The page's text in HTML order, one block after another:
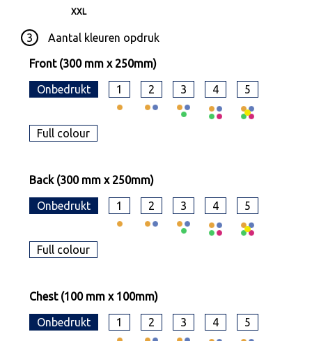
XXL
3 Aantal kleuren opdruk
Front (300 mm x 250mm)
Onbedrukt 1 2 3 4 5
Full colour
Back (300 mm x 250mm)
Onbedrukt 1 2 3 4 5
Full colour
Chest (100 mm x 100mm)
Onbedrukt 1 2 3 4 5